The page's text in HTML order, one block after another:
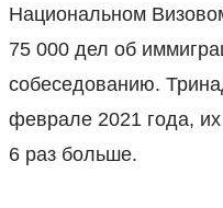
Национальном
75 000 дел об
собеседованию.
феврале 2021 года,
6 раз больше.